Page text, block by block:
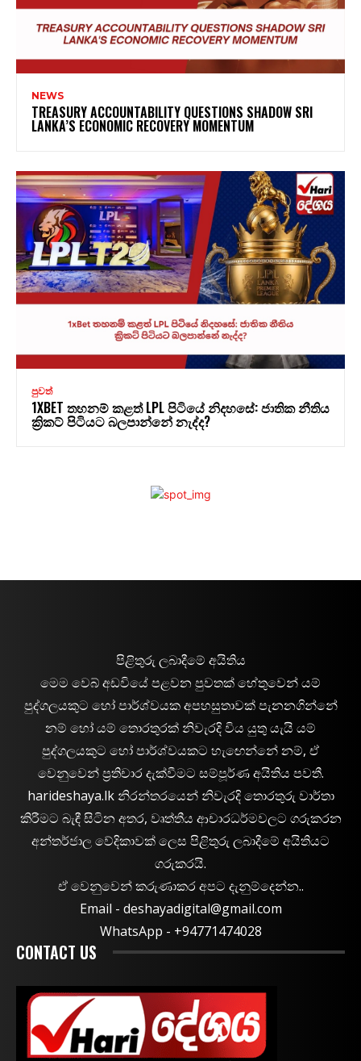
NEWS
TREASURY ACCOUNTABILITY QUESTIONS SHADOW SRI
LANKA’S ECONOMIC RECOVERY MOMENTUM
පුවත්
1XBET තහනම් කළත් LPL පිටියේ නිදහසේ: ජාතික නීතිය
ක්‍රිකට් පිටියට බලපාන්නේ නැද්ද?
පිළිතුරු ලබාදීමේ අයිතිය
මෙම වෙබ් අඩවියේ පළවන පුවතක් හේතුවෙන් යම්
පුද්ගලයකුට හෝ පාර්ශ්වයක අපහසුතාවක් පැනනගින්නේ
නම් හෝ යම් තොරතුරක් නිවැරදි විය යුතු යැයි යම්
පුද්ගලයකුට හෝ පාර්ශ්වයකට හැඟෙන්නේ නම්, ඒ
වෙනුවෙන් ප්‍රතිචාර දැක්වීමට සම්පූර්ණ අයිතිය පවතී.
harideshaya.lk නිරන්තරයෙන් නිවැරදි තොරතුරු වාර්තා
කිරීමට බැඳී සිටින අතර, වෘත්තීය ආචාරධර්මවලට ගරුකරන
අන්තර්ජාල වේදිකාවක් ලෙස පිළිතුරු ලබාදීමේ අයිතියට
ගරුකරයි.
ඒ වෙනුවෙන් කරුණාකර අපට දැනුම්දෙන්න..
Email - deshayadigital@gmail.com
WhatsApp - ‪+94771474028
CONTACT US